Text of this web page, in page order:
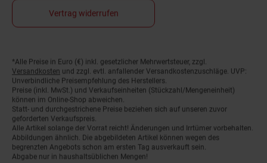
Vertrag widerrufen
Fußnoten
*Alle Preise in Euro (€) inkl. gesetzlicher Mehrwertsteuer, zzgl.
Versandkosten und zzgl. evtl. anfallender Versandkostenzuschläge. UVP:
Unverbindliche Preisempfehlung des Herstellers.
Preise (inkl. MwSt.) und Verkaufseinheiten (Stückzahl/Mengeneinheit)
können im Online-Shop abweichen.
Statt- und durchgestrichene Preise beziehen sich auf unseren zuvor
geforderten Verkaufspreis.
Alle Artikel solange der Vorrat reicht! Änderungen und Irrtümer vorbehalten.
Abbildungen ähnlich. Die abgebildeten Artikel können wegen des
begrenzten Angebots schon am ersten Tag ausverkauft sein.
Abgabe nur in haushaltsüblichen Mengen!